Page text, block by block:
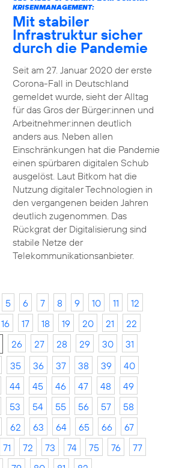
KRISENMANAGEMENT:
Mit stabiler
Infrastruktur sicher
durch die Pandemie
Seit am 27. Januar 2020 der erste
Corona-Fall in Deutschland
gemeldet wurde, sieht der Alltag
für das Gros der Bürger:innen und
Arbeitnehmer:innen deutlich
anders aus. Neben allen
Einschränkungen hat die Pandemie
einen spürbaren digitalen Schub
ausgelöst. Laut Bitkom hat die
Nutzung digitaler Technologien in
den vergangenen beiden Jahren
deutlich zugenommen. Das
Rückgrat der Digitalisierung sind
stabile Netze der
Telekommunikationsanbieter.
5 6 7 8 9 10 11
12
16 17 18 19 20 21
22
26 27 28 29 30
31
35 36 37 38 39
40
44 45 46 47 48
49
53 54 55 56 57
58
62 63 64 65 66
67
71 72 73 74 75 76
77